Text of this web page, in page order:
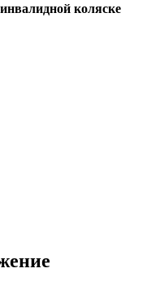
коляске